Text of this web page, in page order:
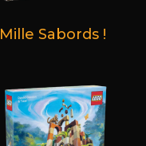
Mille Sabords !